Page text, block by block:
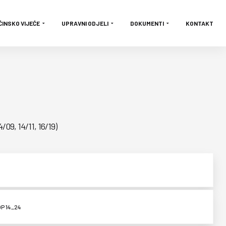
VIJEĆE UPRAVNI ODJELI DOKUMENTI KONTAKT
14/11, 16/19)
14_24